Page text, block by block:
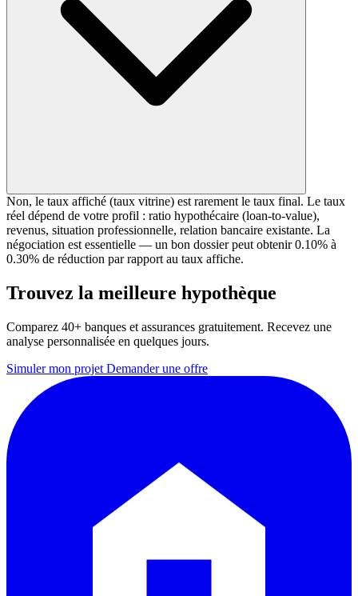
Non, le taux affiché (taux vitrine) est rarement le taux final. Le taux
réel dépend de votre profil : ratio hypothécaire (loan-to-value),
revenus, situation professionnelle, relation bancaire existante. La
négociation est essentielle — un bon dossier peut obtenir 0.10% à
0.30% de réduction par rapport au taux affiche.
Trouvez la meilleure hypothèque
Comparez 40+ banques et assurances gratuitement. Recevez une
analyse personnalisée en quelques jours.
Simuler mon projet Demander une offre